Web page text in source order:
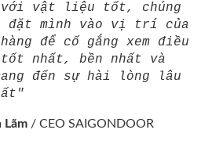
với vật liệu tốt, chúng
đặt mình vào vị trí của
để cố gắng xem điều
nhất, bền nhất và
đến sự hài lòng lâu
Lãm / CEO SAIGONDOOR